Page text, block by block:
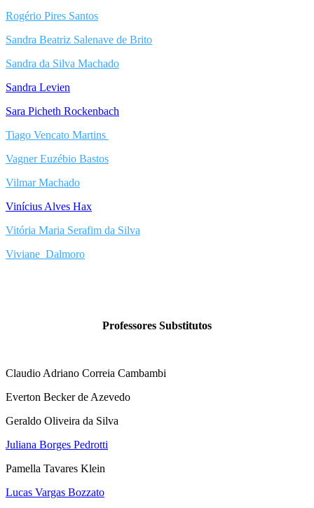
Rogério Pires Santos
Sandra Beatriz Salenave de Brito
Sandra da Silva Machado
Sandra Levien
Sara Picheth Rockenbach
Tiago Vencato Martins
Vagner Euzébio Bastos
Vilmar Machado
Vinícius Alves Hax
Vitória Maria Serafim da Silva
Viviane Dalmoro
Professores Substitutos
Claudio Adriano Correia Cambambi
Everton Becker de Azevedo
Geraldo Oliveira da Silva
Juliana Borges Pedrotti
Pamella Tavares Klein
Lucas Vargas Bozzato